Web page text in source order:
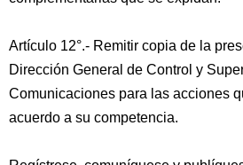
Artículo 12°.- Remitir copia de la
Dirección General de Control y
Comunicaciones para las acciones
acuerdo a su competencia.